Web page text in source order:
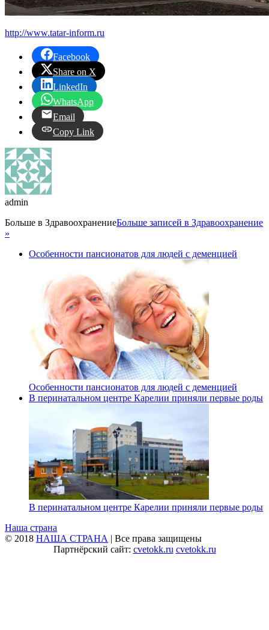
http://www.tatar-inform.ru
Facebook
Share on X
LinkedIn
WhatsApp
Email
Copy Link
admin
Больше в ЗдравоохранениеБольше записей в Здравоохранение
»
Особенности пансионатов для людей с деменцией
Особенности пансионатов для людей с деменцией
В перинатальном центре Карелии приняли первые роды
В перинатальном центре Карелии приняли первые роды
Наша страна
© 2018 НАША СТРАНА | Все права защищены
Партнёрский сайт: cvetokk.ru cvetokk.ru